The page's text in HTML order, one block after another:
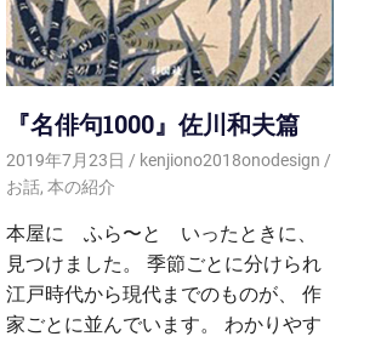
『名俳句1000』佐川和夫篇
2019年7月23日
kenjiono2018onodesign
お話, 本の紹介
本屋に ふら〜と いったときに、
見つけました。 季節ごとに分けられ
江戸時代から現代までのものが、 作
家ごとに並んでいます。 わかりやす